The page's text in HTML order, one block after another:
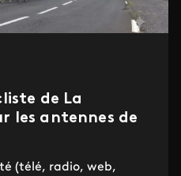
de La
les antennes de
(télé, radio, web,